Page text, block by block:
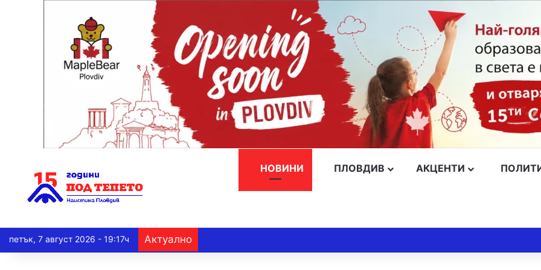
НОВИНИ ПЛОВДИВ АКЦЕНТИ
петък, 7 август 2026 - 19:17ч Актуално